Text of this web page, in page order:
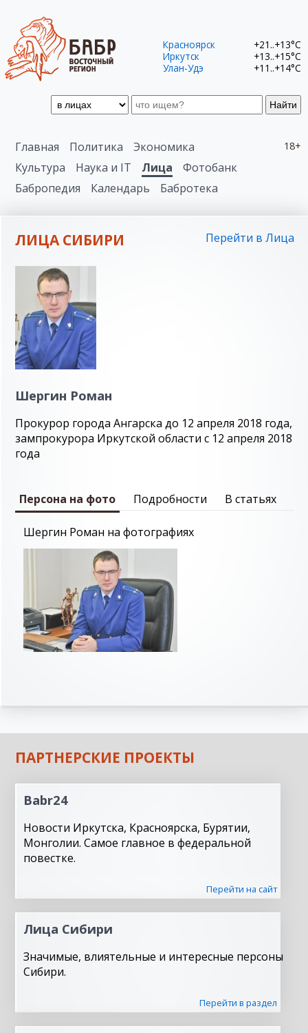
Найти
Красноярск
+21..+13°C
Иркутск
+13..+15°C
Улан-Удэ
+11..+14°C
18+
Главная Политика
Экономика
Культура
Наука и IT Лица
Фотобанк
Бабропедия
Календарь Бабротека
ЛИЦА СИБИРИ Перейти в Лица
Шергин Роман
Прокурор города Ангарска до 12 апреля 2018 года,
зампрокурора Иркутской области с 12 апреля 2018
года
Персона на фото Подробности В статьях
Шергин Роман на фотографиях
ПАРТНЕРСКИЕ ПРОЕКТЫ
Babr24
Новости Иркутска, Красноярска, Бурятии,
Монголии. Самое главное в федеральной
повестке.
Перейти на сайт
Лица Сибири
Значимые, влиятельные и интересные персоны
Сибири.
Перейти в раздел